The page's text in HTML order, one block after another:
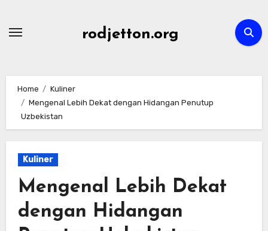
rodjetton.org
Home
Kuliner
Mengenal Lebih Dekat dengan Hidangan Penutup
Uzbekistan
Kuliner
Mengenal Lebih Dekat
dengan Hidangan